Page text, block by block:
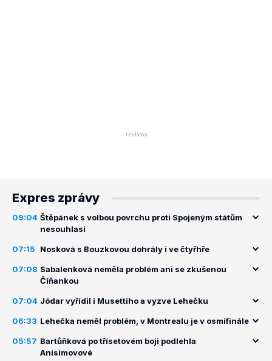
Expres zprávy
09:04 Štěpánek s volbou povrchu proti Spojeným státům
nesouhlasí
07:15 Nosková s Bouzkovou dohrály i ve čtyřhře
07:08 Sabalenková neměla problém ani se zkušenou
Číňankou
07:04 Jódar vyřídil i Musettiho a vyzve Lehečku
06:33 Lehečka neměl problém, v Montrealu je v osmifinále
05:57 Bartůňková po třísetovém boji podlehla
Anisimovové